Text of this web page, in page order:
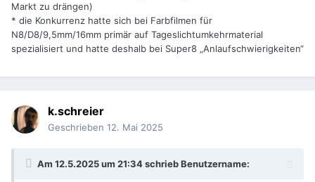
Markt zu drängen)
* die Konkurrenz hatte sich bei Farbfilmen für
N8/D8/9,5mm/16mm primär auf Tageslichtumkehrmaterial
spezialisiert und hatte deshalb bei Super8 „Anlaufschwierigkeiten“
k.schreier
Geschrieben 12. Mai 2025
Am 12.5.2025 um 21:34 schriebBenutzername: